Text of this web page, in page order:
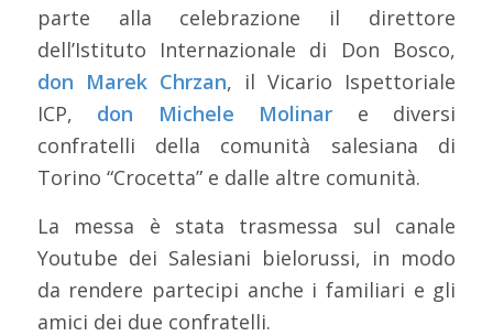
parte alla celebrazione il direttore
dell’Istituto Internazionale di Don Bosco,
don Marek Chrzan, il Vicario Ispettoriale
ICP, don Michele Molinar e diversi
confratelli della comunità salesiana di
Torino “Crocetta” e dalle altre comunità.
La messa è stata trasmessa sul canale
Youtube dei Salesiani bielorussi, in modo
da rendere partecipi anche i familiari e gli
amici dei due confratelli.